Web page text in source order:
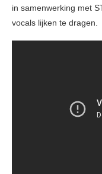
in samenwerking met
vocals lijken te dragen.